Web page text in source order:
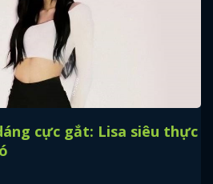
cực gắt: Lisa siêu thực